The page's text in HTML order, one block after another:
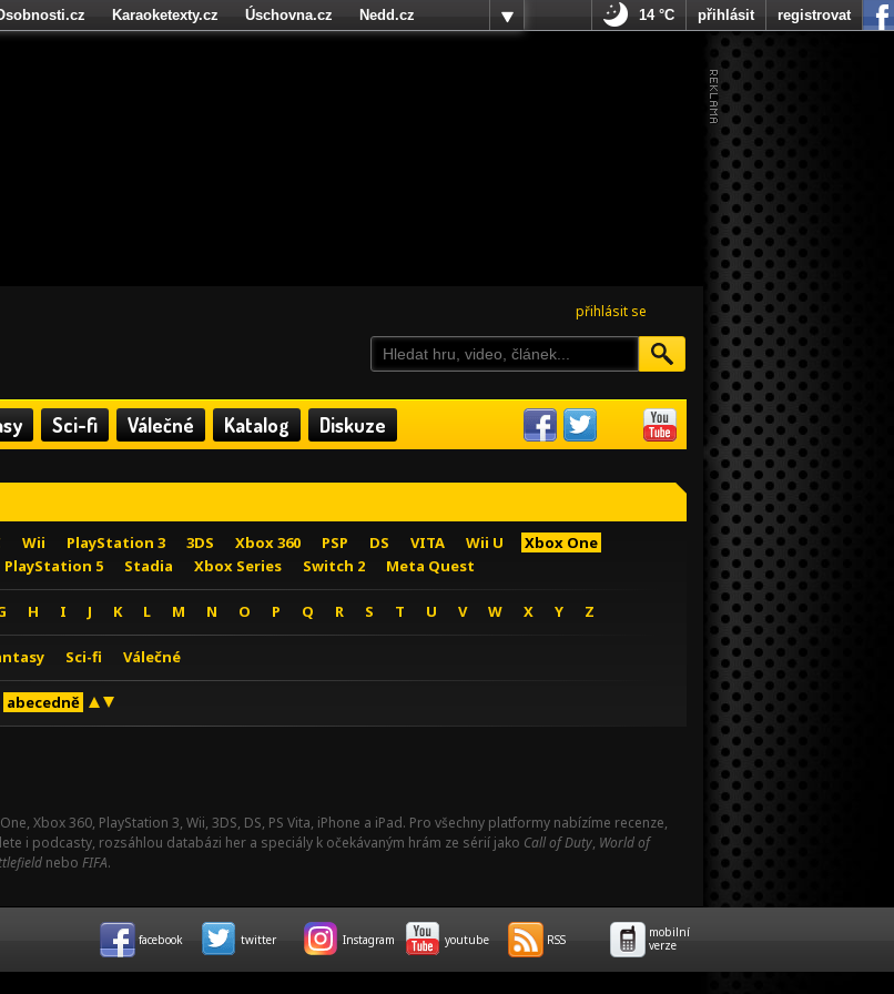
přihlásit se
Sci-fi Válečné Katalog Diskuze
Wii PlayStation 3 3DS Xbox 360 PSP DS VITA Wii U
Xbox One
PlayStation 5 Stadia Xbox Series Switch 2 Meta Quest
H I J K L M N O P Q R S T U V W X Y Z
Sci-fi Válečné
abecedně
Xbox 360, PlayStation 3, Wii, 3DS, DS, PS Vita, iPhone a iPad. Pro všechny platformy nabízíme recenze,
i podcasty, rozsáhlou databázi her a speciály k očekávaným hrám ze sérií jako Call of Duty, World of
nebo FIFA.
Karaoketexty.cz Úschovna.cz
Nedd.cz
14 °C přihlásit registrovat
facebook twitter Instagram youtube RSS
mobilní
verze